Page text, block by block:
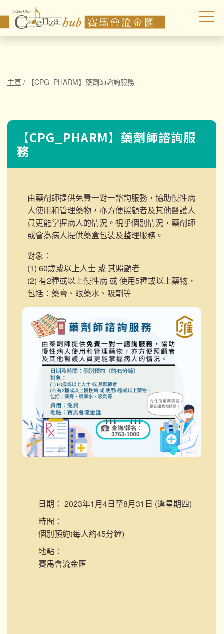
主頁 / 【CPG_PHARM】藥劑師諮詢服務
【CPG_PHARM】藥劑師諮詢服
務
由藥劑師提供免費一對一諮詢服務 ，協助慢性病
人使用和管理藥物，亦方便照顧者及其他醫護人
員更能掌握病人的情況。 視乎個別情況，藥劑師
或會為病人提供藥盒包裝及整理服務。
對象：
(1) 60歲或以上人士 或 其照顧者
(2) 有2種或以上慢性病 或 使用5種或以上藥物，
包括：藥膏、眼藥水、吸劑等
日期： 2023年1月4日至8月31日 (逢星期四)
時間：
個別預約(每人約45分鐘)
地點：
賽馬會流金匯